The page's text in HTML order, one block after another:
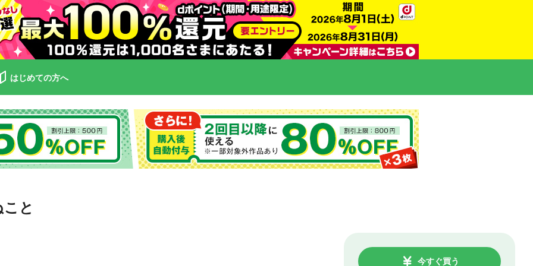
はじめての方へ
と
今すぐ買う